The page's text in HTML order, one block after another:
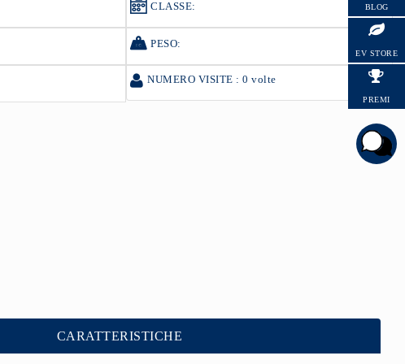
BLOG
HYUNDAI
EV STORE
PREMI
CLASSE:
PESO:
NUMERO VISITE : 0 volte
CARATTERISTICHE